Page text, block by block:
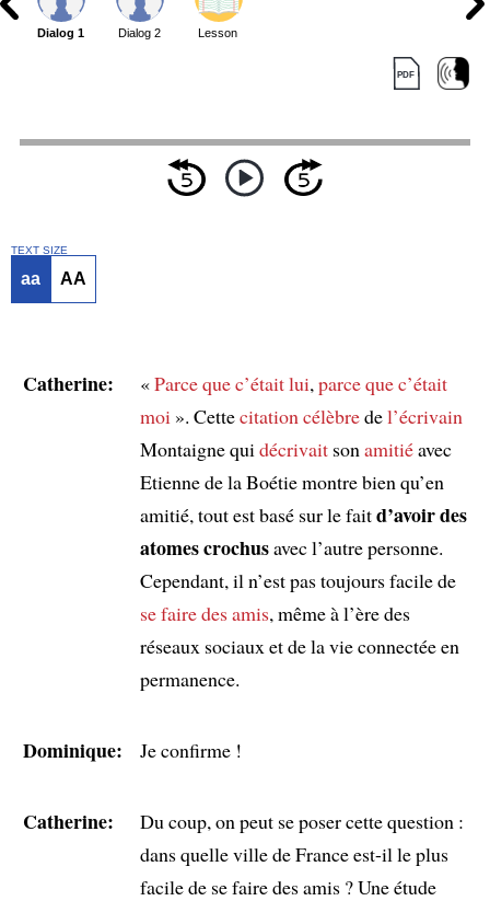
Dialog 1 Dialog 2 Lesson
TEXT SIZE
aa AA
Catherine: «Parce que c’était lui, parce que c’était
moi ». Cettecitation célèbredel’écrivain
Montaigne qui décrivaitson amitiéavec
Etienne de la Boétie montre bien qu’en
amitié, tout est basé sur le faitd’avoir des
atomes crochusavec l’autre personne.
Cependant, il n’est pas toujours facile de
se faire des amis, même à l’ère des
réseaux sociaux et de la vie connectée en
permanence.
Dominique: Je confirme !
Catherine:
Du coup, on peut se poser cette question :
dans quelle ville de France est-il le plus
facile de se faire des amis ? Une étude